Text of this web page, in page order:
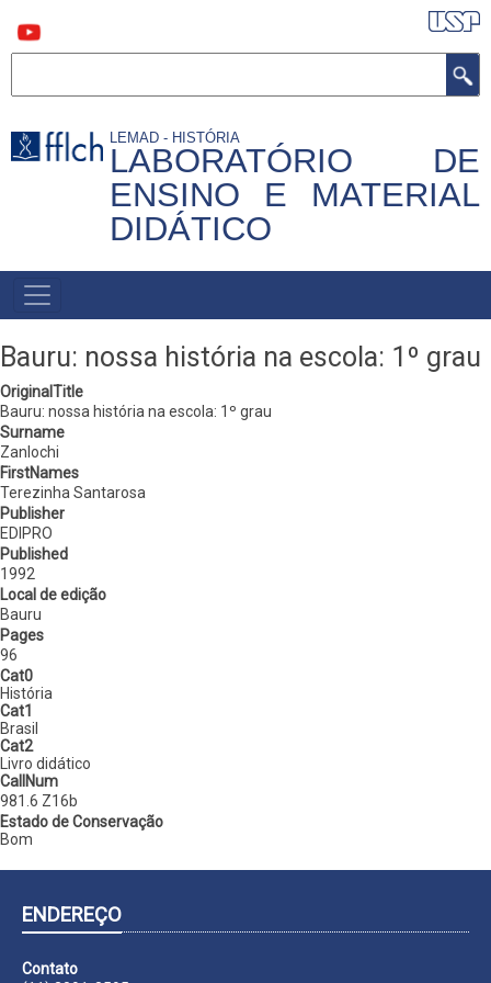
para
LEMAD - HISTÓRIA
LABORATÓRIO DE
ENSINO E MATERIAL
DIDÁTICO
MAIN
NAVIGATION
Bauru: nossa história na escola: 1º grau
OriginalTitle
Bauru: nossa história na escola: 1º grau
Surname
Zanlochi
FirstNames
Terezinha Santarosa
Publisher
EDIPRO
Published
1992
Local de edição
Bauru
Pages
96
Cat0
História
Cat1
Brasil
Cat2
Livro didático
CallNum
981.6 Z16b
Estado de Conservação
Bom
ENDEREÇO
Contato